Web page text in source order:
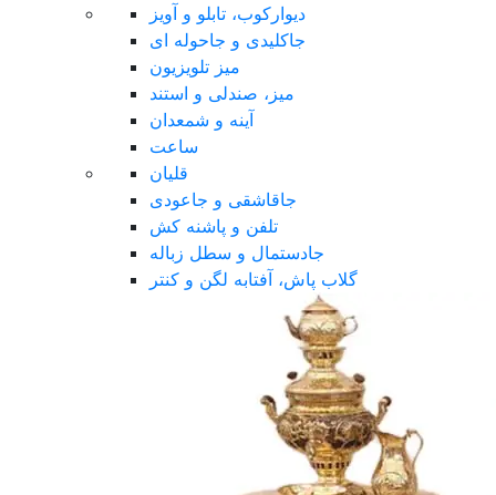
دیوارکوب، تابلو و آویز
جاکلیدی و جاحوله ای
میز تلویزیون
میز، صندلی و استند
آینه و شمعدان
ساعت
قلیان
جاقاشقی و جاعودی
تلفن و پاشنه کش
جادستمال و سطل زباله
گلاب پاش، آفتابه لگن و کنتر